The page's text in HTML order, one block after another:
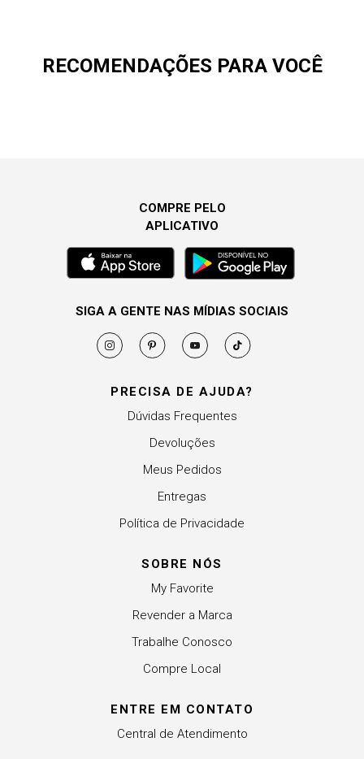
RECOMENDAÇÕES PARA VOCÊ
PRECISA DE AJUDA?
Dúvidas Frequentes
Devoluções
Meus Pedidos
Entregas
Política de Privacidade
SOBRE NÓS
My Favorite
Revender a Marca
Trabalhe Conosco
Compre Local
ENTRE EM CONTATO
Central de Atendimento
COMPRE PELO
APLICATIVO
SIGA A GENTE NAS MÍDIAS SOCIAIS